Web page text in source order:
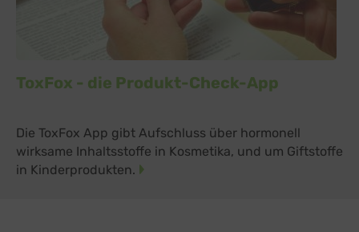
ToxFox - die Produkt-Check-App
Die ToxFox App gibt Aufschluss über hormonell
wirksame Inhaltsstoffe in Kosmetika, und um Giftstoffe
in Kinderprodukten.